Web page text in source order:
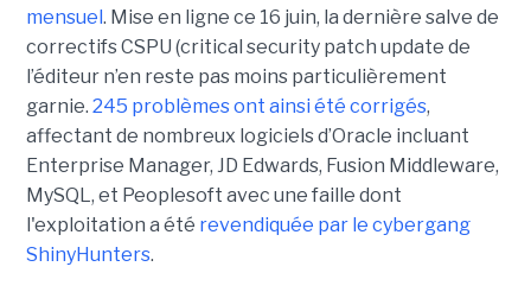
mensuel. Mise en ligne ce 16 juin, la dernière salve de
correctifs CSPU (critical security patch update de
l’éditeur n’en reste pas moins particulièrement
garnie. 245 problèmes ont ainsi été corrigés,
affectant de nombreux logiciels d’Oracle incluant
Enterprise Manager, JD Edwards, Fusion Middleware,
MySQL, et Peoplesoft avec une faille dont
l'exploitation a été revendiquée par le cybergang
ShinyHunters.